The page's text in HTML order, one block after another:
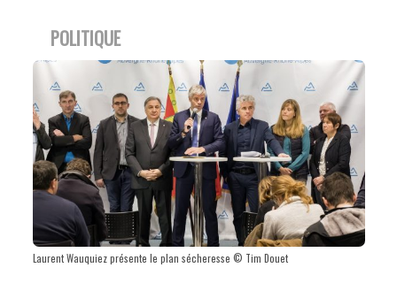
POLITIQUE
Laurent Wauquiez présente le plan sécheresse © Tim Douet